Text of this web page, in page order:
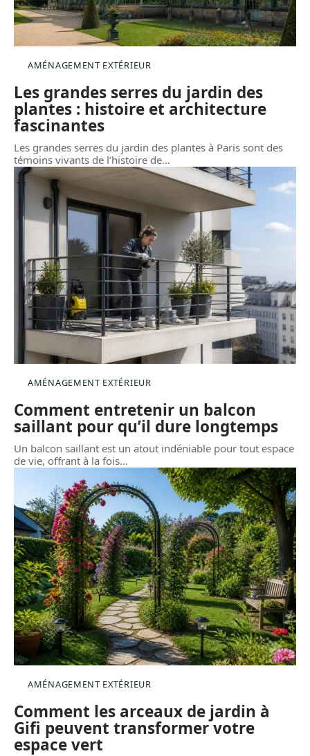
AMÉNAGEMENT EXTÉRIEUR
Les grandes serres du jardin des
plantes : histoire et architecture
fascinantes
Les grandes serres du jardin des plantes à Paris sont des
témoins vivants de l’histoire de…
AMÉNAGEMENT EXTÉRIEUR
Comment entretenir un balcon
saillant pour qu’il dure longtemps
Un balcon saillant est un atout indéniable pour tout espace
de vie, offrant à la fois…
AMÉNAGEMENT EXTÉRIEUR
Comment les arceaux de jardin à
Gifi peuvent transformer votre
espace vert